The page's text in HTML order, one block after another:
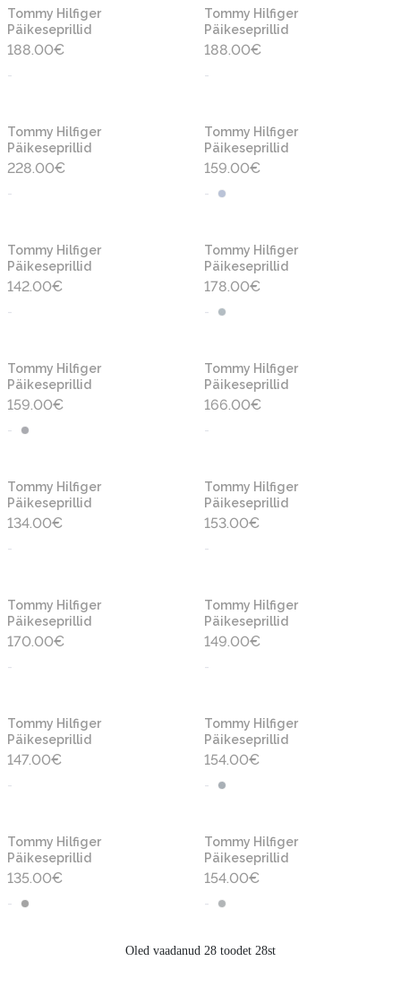
Tommy Hilfiger
Päikeseprillid
188.00€
-
Tommy Hilfiger
Päikeseprillid
188.00€
-
Tommy Hilfiger
Päikeseprillid
228.00€
-
Tommy Hilfiger
Päikeseprillid
159.00€
-
Tommy Hilfiger
Päikeseprillid
142.00€
-
Tommy Hilfiger
Päikeseprillid
178.00€
-
Tommy Hilfiger
Päikeseprillid
159.00€
-
Tommy Hilfiger
Päikeseprillid
166.00€
-
Tommy Hilfiger
Päikeseprillid
134.00€
-
Tommy Hilfiger
Päikeseprillid
153.00€
-
Tommy Hilfiger
Päikeseprillid
170.00€
-
Tommy Hilfiger
Päikeseprillid
149.00€
-
Tommy Hilfiger
Päikeseprillid
147.00€
-
Tommy Hilfiger
Päikeseprillid
154.00€
-
Tommy Hilfiger
Päikeseprillid
135.00€
-
Tommy Hilfiger
Päikeseprillid
154.00€
-
Oled vaadanud 28 toodet 28st